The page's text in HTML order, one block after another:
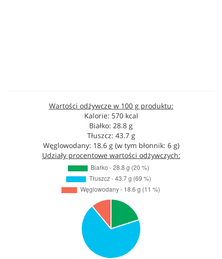
Wartości odżywcze w 100 g produktu:
Kalorie: 570 kcal
Białko: 28.8 g
Tłuszcz: 43.7 g
Węglowodany: 18.6 g (w tym błonnik: 6 g)
Udziały procentowe wartości odżywczych: